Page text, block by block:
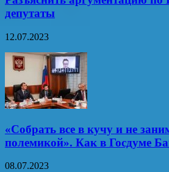
депутаты
12.07.2023
«Собрать все в кучу и не
полемикой». Как в Госдуме
08.07.2023